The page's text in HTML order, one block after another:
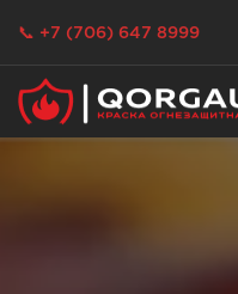
📞 +7 (706) 647 8999